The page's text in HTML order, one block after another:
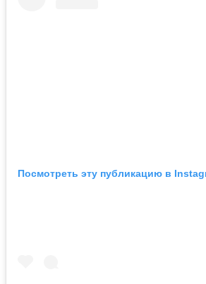
Посмотреть эту публикацию в